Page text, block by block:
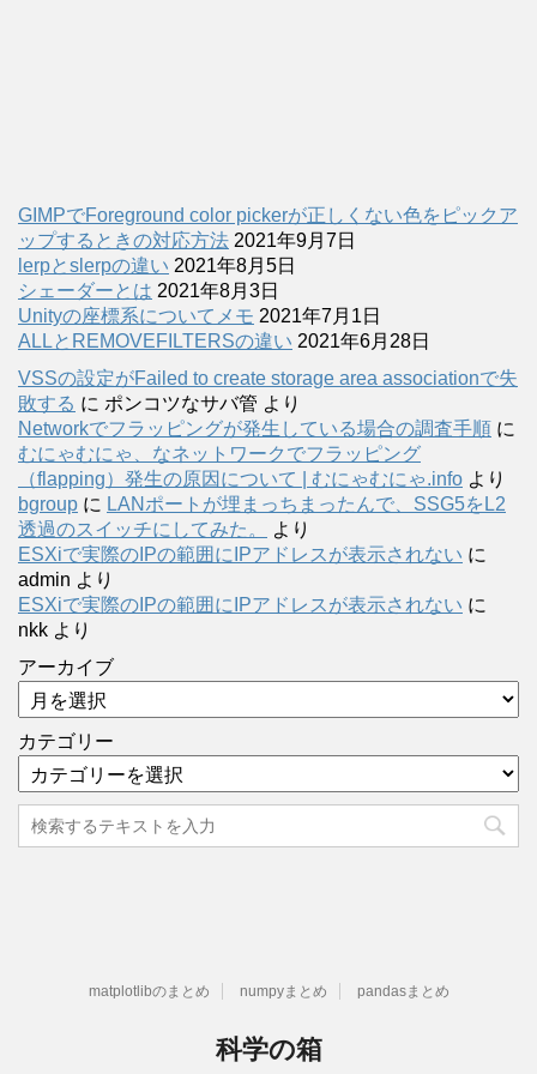
GIMPでForeground color pickerが正しくない色をピックア
ップするときの対応方法 2021年9月7日
lerpとslerpの違い 2021年8月5日
シェーダーとは 2021年8月3日
Unityの座標系についてメモ 2021年7月1日
ALLとREMOVEFILTERSの違い 2021年6月28日
VSSの設定がFailed to create storage area associationで失
敗する に ポンコツなサバ管 より
Networkでフラッピングが発生している場合の調査手順 に
むにゃむにゃ、なネットワークでフラッピング
（flapping）発生の原因について | むにゃむにゃ.info より
bgroup に LANポートが埋まっちまったんで、SSG5をL2
透過のスイッチにしてみた。
より
ESXiで実際のIPの範囲にIPアドレスが表示されない に
admin より
ESXiで実際のIPの範囲にIPアドレスが表示されない に
nkk より
アーカイブ
カテゴリー
matplotlibのまとめ numpyまとめ pandasまとめ
科学の箱